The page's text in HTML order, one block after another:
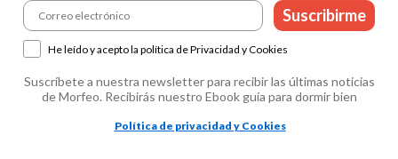
Suscribirme
He leído y acepto la política de Privacidad y Cookies
Suscríbete a nuestra newsletter para recibir las últimas noticias
de Morfeo. Recibirás nuestro Ebook guía para dormir bien
Política de privacidad y Cookies